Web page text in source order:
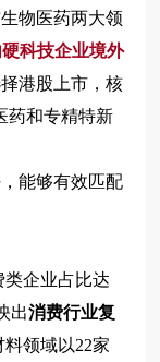
生物医药两大领
硬科技企业境外
港股上市，核
药和专精特新
能够有效匹配
类企业占比达
出消费行业复
领域以22家